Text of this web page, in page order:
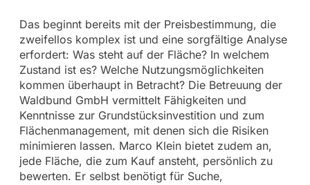
Das beginnt bereits mit der Preisbestimmung, die
zweifellos komplex ist und eine sorgfältige Analyse
erfordert: Was steht auf der Fläche? In welchem
Zustand ist es? Welche Nutzungsmöglichkeiten
kommen überhaupt in Betracht? Die Betreuung der
Waldbund GmbH vermittelt Fähigkeiten und
Kenntnisse zur Grundstücksinvestition und zum
Flächenmanagement, mit denen sich die Risiken
minimieren lassen. Marco Klein bietet zudem an,
jede Fläche, die zum Kauf ansteht, persönlich zu
bewerten. Er selbst benötigt für Suche,